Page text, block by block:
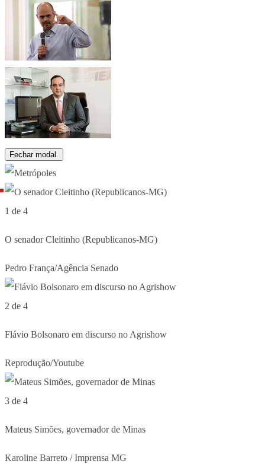
Fechar modal.
1 de 4
O senador Cleitinho (Republicanos-MG)
Pedro França/Agência Senado
2 de 4
Flávio Bolsonaro em discurso no Agrishow
Reprodução/Youtube
3 de 4
Mateus Simões, governador de Minas
Karoline Barreto / Imprensa MG